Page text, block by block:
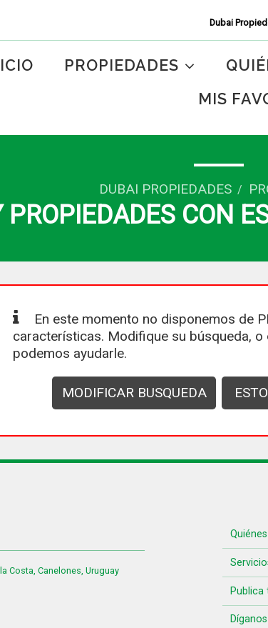
Dubai
PROPIEDADES
MIS
DUBAI PROPIEDADES /
PROPIEDADES CON
En este momento no disponemos de
características. Modifique su búsqueda,
podemos ayudarle.
MODIFICAR BUSQUEDA
la Costa, Canelones, Uruguay
Publica